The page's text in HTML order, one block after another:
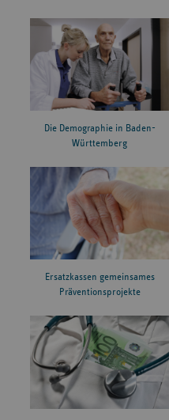
Die Demographie in Baden-
Württemberg
Ersatzkassen gemeinsames
Präventionsprojekte